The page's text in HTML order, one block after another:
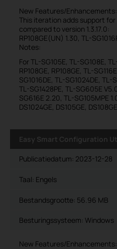
New Features/Enhancements:
This iteration adds support
compared to version 1.3.17.0:
RP108GE(UN) 1.30, TL-
Notes:
For TL-SG105E, TL-SG108E,
RP108GE, RP108GE, TL-
SG1016DE, TL-SG1024DE, TL-
TL-SG1428PE, TL-SG605E
SG616E 2.20, TL-SG105MPE
DS1024GE, DS105GE, DS108GE
Easy Smart Configuration
Publicatiedatum: 2023-12-28
Taal: Engels
Bestandsgrootte: 56.96 MB
Besturingssysteem: Windows
New Features/Enhancements: